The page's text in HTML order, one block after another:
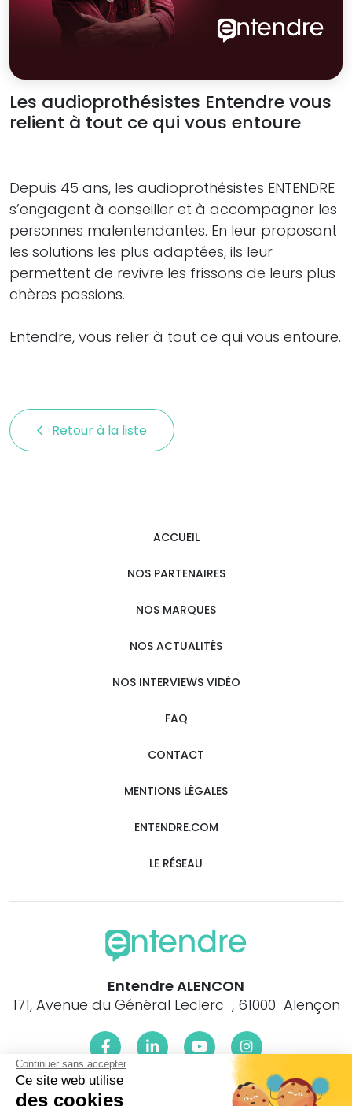
Continuer sans accepter
Ce site web utilise
des cookies
Les audioprothésistes Entendre vous
relient à tout ce qui vous entoure
Depuis 45 ans, les audioprothésistes ENTENDRE
s’engagent à conseiller et à accompagner les
personnes malentendantes. En leur proposant
les solutions les plus adaptées, ils leur
permettent de revivre les frissons de leurs plus
chères passions.
Entendre, vous relier à tout ce qui vous entoure.
Retour à la liste
ACCUEIL
NOS PARTENAIRES
NOS MARQUES
NOS ACTUALITÉS
NOS INTERVIEWS VIDÉO
FAQ
CONTACT
MENTIONS LÉGALES
ENTENDRE.COM
LE RÉSEAU
Entendre ALENCON
171, Avenue du Général Leclerc , 61000 Alençon
Le centre Entendre ALENCON (61000) est proche de :